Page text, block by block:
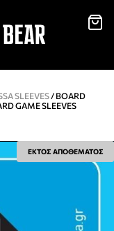
SLEEVES/ BOARD
GAME SLEEVES
ΕΚΤΟΣ ΑΠΟΘΕΜΑΤΟΣ